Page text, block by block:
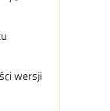
wersji